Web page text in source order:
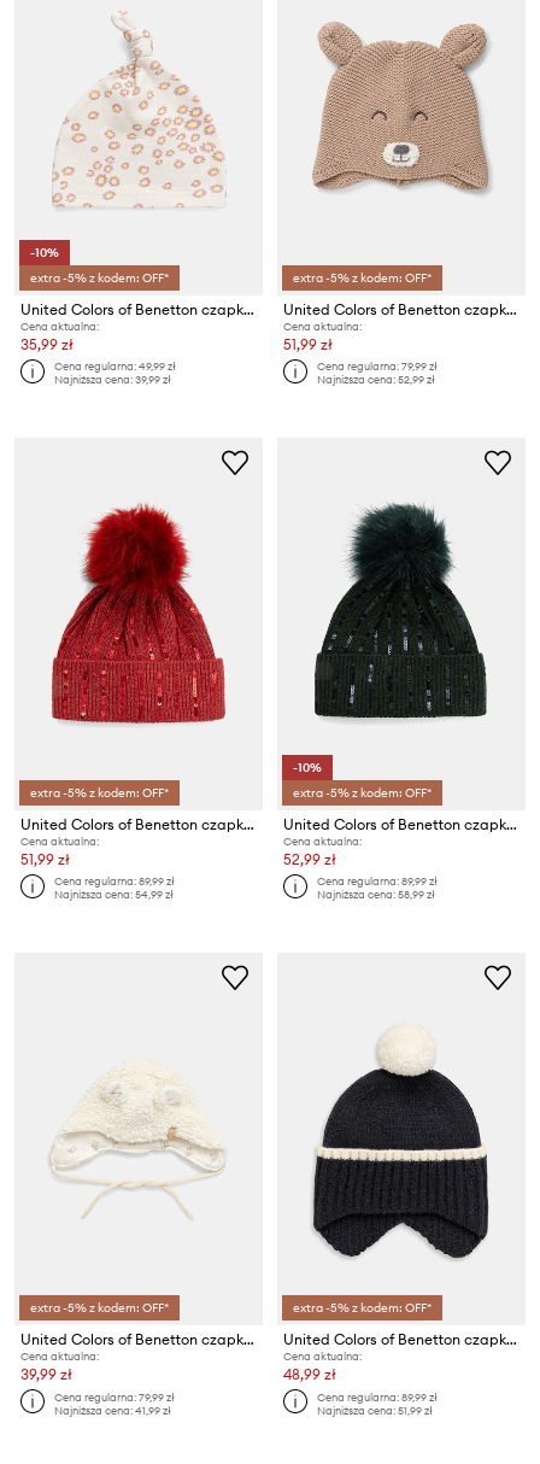
-10%
extra -5% z kodem: OFF*
United Colors of Benetton czapka niemowlęca bawełniana
Cena aktualna:
35,99 zł
Cena regularna:49,99 zł
Najniższa cena:39,99 zł
extra -5% z kodem: OFF*
United Colors of Benetton czapka dziecięca bawełniana
Cena aktualna:
51,99 zł
Cena regularna:79,99 zł
Najniższa cena:52,99 zł
extra -5% z kodem: OFF*
United Colors of Benetton czapka dziecięca
Cena aktualna:
51,99 zł
Cena regularna:89,99 zł
Najniższa cena:54,99 zł
-10%
extra -5% z kodem: OFF*
United Colors of Benetton czapka dziecięca
Cena aktualna:
52,99 zł
Cena regularna:89,99 zł
Najniższa cena:58,99 zł
extra -5% z kodem: OFF*
United Colors of Benetton czapka niemowlęca
Cena aktualna:
39,99 zł
Cena regularna:79,99 zł
Najniższa cena:41,99 zł
extra -5% z kodem: OFF*
United Colors of Benetton czapka dziecięca
Cena aktualna:
48,99 zł
Cena regularna:89,99 zł
Najniższa cena:51,99 zł